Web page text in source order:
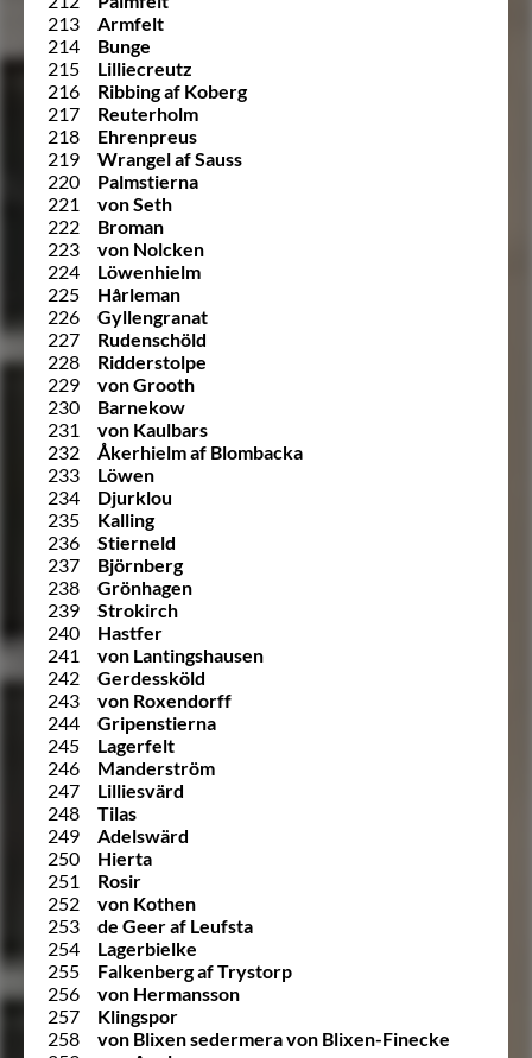
213
Armfelt
214
Bunge
215
Lilliecreutz
216
Ribbing af Koberg
217
Reuterholm
218
Ehrenpreus
219
Wrangel af Sauss
220
Palmstierna
221
von Seth
222
Broman
223
von Nolcken
224
Löwenhielm
225
Hårleman
226
Gyllengranat
227
Rudenschöld
228
Ridderstolpe
229
von Grooth
230
Barnekow
231
von Kaulbars
232
Åkerhielm af Blombacka
233
Löwen
234
Djurklou
235
Kalling
236
Stierneld
237
Björnberg
238
Grönhagen
239
Strokirch
240
Hastfer
241
von Lantingshausen
242
Gerdessköld
243
von Roxendorff
244
Gripenstierna
245
Lagerfelt
246
Manderström
247
Lilliesvärd
248
Tilas
249
Adelswärd
250
Hierta
251
Rosir
252
von Kothen
253
de Geer af Leufsta
254
Lagerbielke
255
Falkenberg af Trystorp
256
von Hermansson
257
Klingspor
258
von Blixen sedermera von Blixen-Finecke